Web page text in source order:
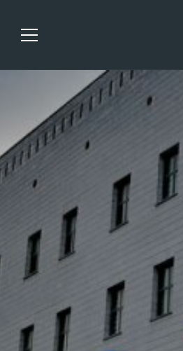
שירותי משרד
מאמרים
דברו איתנו